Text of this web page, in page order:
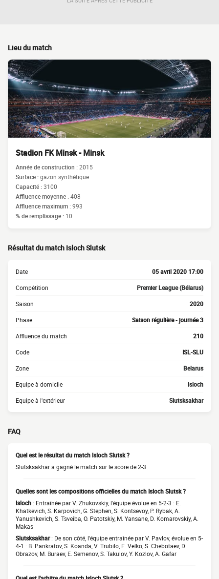
Lieu du match
Stadion FK Minsk - Minsk
Année de construction :2015
Surface :gazon synthétique
Capacité :3100
Affluence moyenne :408
Affluence maximum :993
% de remplissage : 10
Résultat du match Isloch Slutsk
Date 05 avril 2020 17:00
Compétition Premier League (Bélarus)
Saison 2020
Phase Saison régulière - journée 3
Affluence du match 210
Code ISL-SLU
Zone Belarus
Equipe à domicile Isloch
Equipe à l'extérieur Slutsksakhar
FAQ
Quel est le résultat du match Isloch Slutsk ?
Slutsksakhar a gagné le match sur le score de 2-3
Quelles sont les compositions officielles du match Isloch Slutsk ?
Isloch : Entraînée par V. Zhukovskiy, l'équipe évolue en 5-2-3 : E.
Khatkevich, S. Karpovich, G. Stephen, S. Kontsevoy, P. Rybak, A.
Yanushkevich, S. Tsveiba, O. Patotskiy, M. Yansane, D. Komarovskiy, A.
Makas
Slutsksakhar: De son côté, l'équipe entraînée par V. Pavlov, évolue en 5-
4-1 : B. Pankratov, S. Koanda, V. Trubilo, E. Velko, S. Chebotaev, D.
Obrazov, M. Buraev, E. Semenov, S. Takulov, Y. Kozlov, A. Gafar